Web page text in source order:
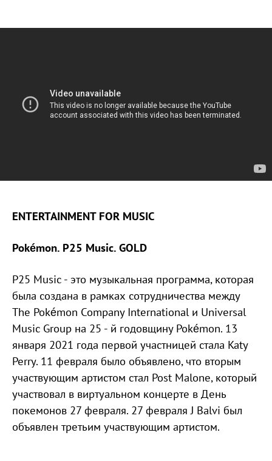
ENTERTAINMENT FOR MUSIC
Pokémon. P25 Music. GOLD
P25 Music - это музыкальная программа, которая
была создана в рамках сотрудничества между
The Pokémon Company International и Universal
Music Group на 25 - й годовщину Pokémon. 13
января 2021 года первой участницей стала Katy
Perry. 11 февраля было объявлено, что вторым
участвующим артистом стал Post Malone, который
участвовал в виртуальном концерте в День
покемонов 27 февраля. 27 февраля J Balvi был
объявлен третьим участвующим артистом.